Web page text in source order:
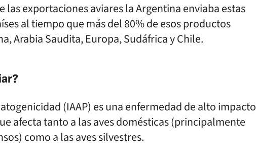
las exportaciones aviares la Argentina enviaba estas
al tiempo que más del 80% de esos productos
Arabia Saudita, Europa, Sudáfrica y Chile.
(IAAP) es una enfermedad de alto impacto
afecta tanto a las aves domésticas (principalmente
como a las aves silvestres.